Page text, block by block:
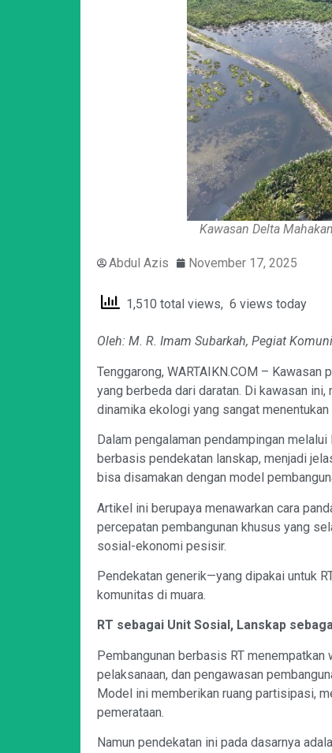
Kawasan Delta
Abdul Azis November 17, 2025
1,510 total views, 6 views today
Oleh: M. R. Imam Subarkah, Pegiat
Tenggarong, WARTAIKN.COM –
yang berbeda dari daratan. Di kawasan ini,
dinamika ekologi yang sangat
Dalam pengalaman pendampingan
berbasis pendekatan lanskap, menjadi
bisa disamakan dengan model
Artikel ini berupaya menawarkan cara
percepatan pembangunan khusus yang
sosial-ekonomi pesisir.
Pendekatan generik—yang dipakai untuk
komunitas di muara.
RT sebagai Unit Sosial, Lanskap
Pembangunan berbasis RT
pelaksanaan, dan pengawasan
Model ini memberikan ruang partisipasi,
pemerataan.
Namun pendekatan ini pada dasarnya